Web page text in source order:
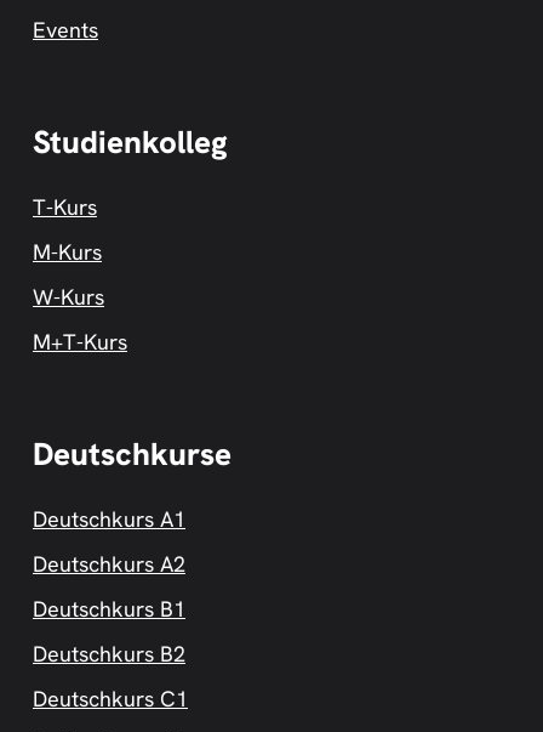
Events
Studienkolleg
T-Kurs
M-Kurs
W-Kurs
M+T-Kurs
Deutschkurse
Deutschkurs A1
Deutschkurs A2
Deutschkurs B1
Deutschkurs B2
Deutschkurs C1